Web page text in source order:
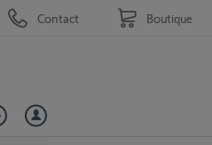
Contact Boutique